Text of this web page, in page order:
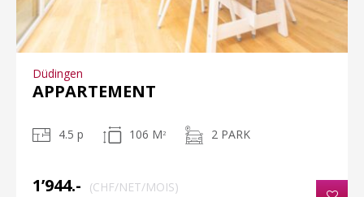
Düdingen
APPARTEMENT
4.5 p 106 M 2 2 PARK
1’944.- (CHF/NET/MOIS)